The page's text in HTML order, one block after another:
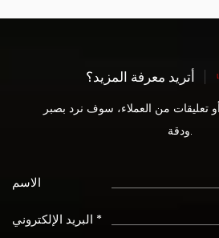
أتريد معرفة المزيد؟
تعليقات من العملاء، سوف نرد بصبر
ودقة.
الاسم
البريد الإلكتروني *